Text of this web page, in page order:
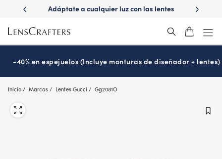
main
content
con
Adáptate a cualquier luz con las lentes
¿Es
-40% en espejuelos (Incluye monturas de diseñador + lentes)
Inicio Marcas Lentes Gucci Gg2081O